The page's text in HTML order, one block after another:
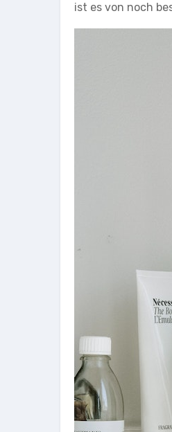
ist es von noch